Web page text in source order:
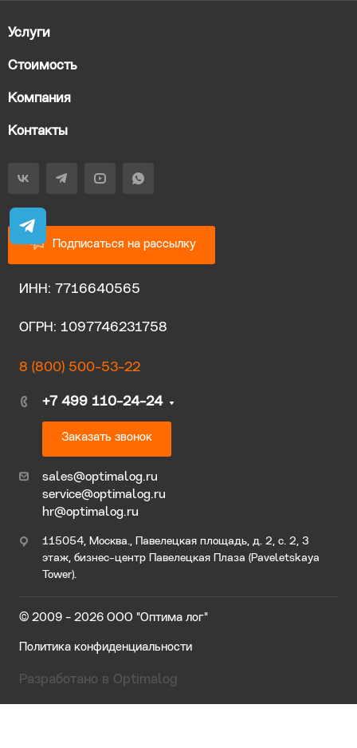
Услуги
Стоимость
Компания
Контакты
Подписаться на рассылку
ИНН: 7716640565
ОГРН: 1097746231758
8 (800) 500-53-22
+7 499 110-24-24
Заказать звонок
sales@optimalog.ru
service@optimalog.ru
hr@optimalog.ru
115054, Москва., Павелецкая площадь, д. 2, с. 2, 3
этаж, бизнес-центр Павелецкая Плаза (Paveletskaya
Tower).
© 2009 - 2026 ООО "Оптима лог"
Политика конфиденциальности
Разработано в Optimalog